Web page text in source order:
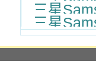
三星
三星